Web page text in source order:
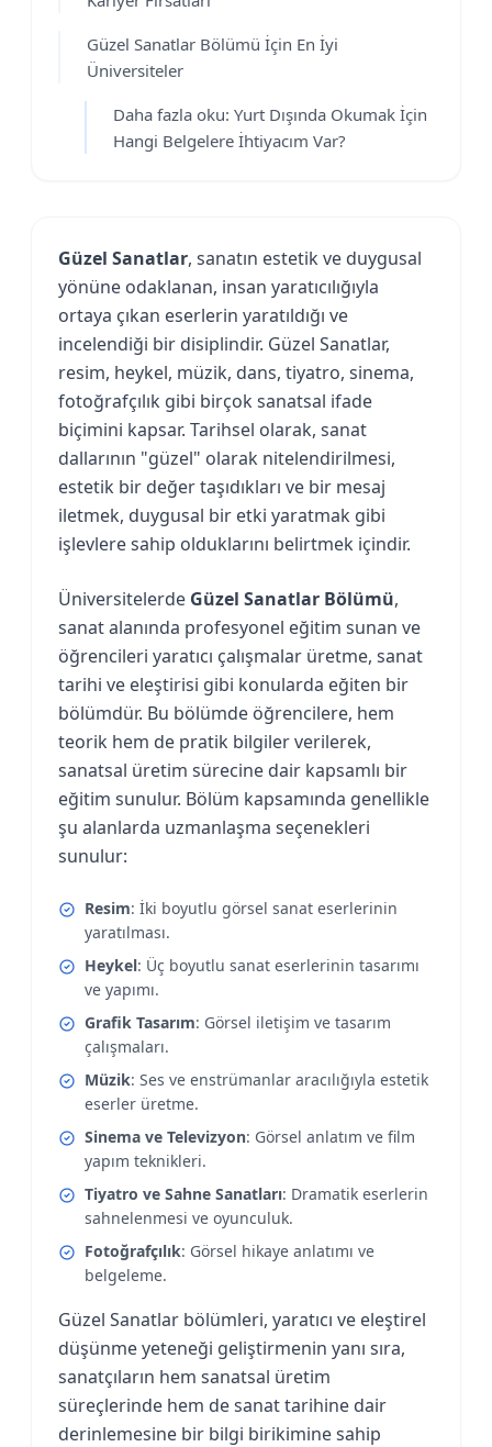
Güzel Sanatlar Bölümü İçin En İyi
Üniversiteler
Daha fazla oku: Yurt Dışında Okumak İçin
Hangi Belgelere İhtiyacım Var?
Güzel Sanatlar, sanatın estetik ve duygusal
yönüne odaklanan, insan yaratıcılığıyla
ortaya çıkan eserlerin yaratıldığı ve
incelendiği bir disiplindir. Güzel Sanatlar,
resim, heykel, müzik, dans, tiyatro, sinema,
fotoğrafçılık gibi birçok sanatsal ifade
biçimini kapsar. Tarihsel olarak, sanat
dallarının "güzel" olarak nitelendirilmesi,
estetik bir değer taşıdıkları ve bir mesaj
iletmek, duygusal bir etki yaratmak gibi
işlevlere sahip olduklarını belirtmek içindir.
Üniversitelerde Güzel Sanatlar Bölümü,
sanat alanında profesyonel eğitim sunan ve
öğrencileri yaratıcı çalışmalar üretme, sanat
tarihi ve eleştirisi gibi konularda eğiten bir
bölümdür. Bu bölümde öğrencilere, hem
teorik hem de pratik bilgiler verilerek,
sanatsal üretim sürecine dair kapsamlı bir
eğitim sunulur. Bölüm kapsamında genellikle
şu alanlarda uzmanlaşma seçenekleri
sunulur:
Resim: İki boyutlu görsel sanat eserlerinin
yaratılması.
Heykel: Üç boyutlu sanat eserlerinin tasarımı
ve yapımı.
Grafik Tasarım: Görsel iletişim ve tasarım
çalışmaları.
Müzik: Ses ve enstrümanlar aracılığıyla estetik
eserler üretme.
Sinema ve Televizyon: Görsel anlatım ve film
yapım teknikleri.
Tiyatro ve Sahne Sanatları: Dramatik eserlerin
sahnelenmesi ve oyunculuk.
Fotoğrafçılık: Görsel hikaye anlatımı ve
belgeleme.
Güzel Sanatlar bölümleri, yaratıcı ve eleştirel
düşünme yeteneği geliştirmenin yanı sıra,
sanatçıların hem sanatsal üretim
süreçlerinde hem de sanat tarihine dair
derinlemesine bir bilgi birikimine sahip